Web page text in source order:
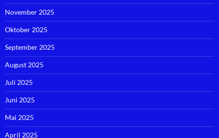
November 2025
Oktober 2025
September 2025
August 2025
Juli 2025
Juni 2025
Mai 2025
April 2025